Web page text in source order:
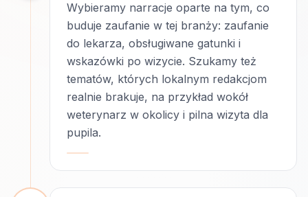
Wybieramy narracje oparte na tym, co
buduje zaufanie w tej branży: zaufanie
do lekarza, obsługiwane gatunki i
wskazówki po wizycie. Szukamy też
tematów, których lokalnym redakcjom
realnie brakuje, na przykład wokół
weterynarz w okolicy i pilna wizyta dla
pupila.